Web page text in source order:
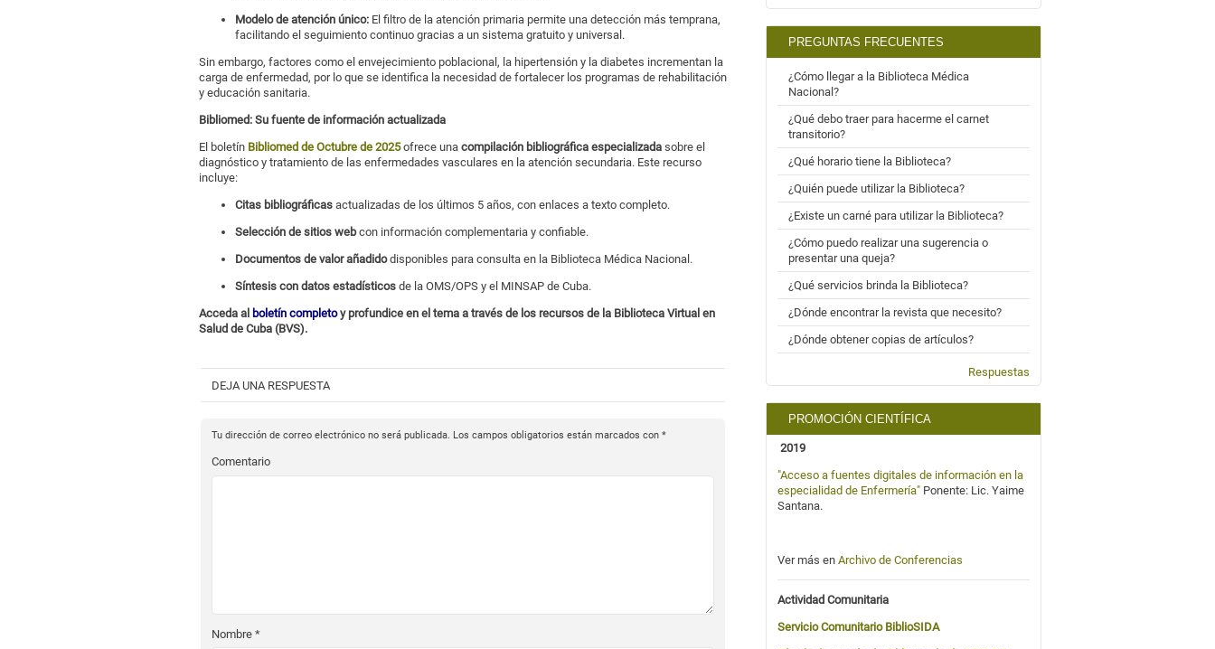
Modelo de atención único: El filtro de la atención primaria permite una detección más temprana,
facilitando el seguimiento continuo gracias a un sistema gratuito y universal.
Sin embargo, factores como el envejecimiento poblacional, la hipertensión y la diabetes incrementan la
carga de enfermedad, por lo que se identifica la necesidad de fortalecer los programas de rehabilitación
y educación sanitaria.
Bibliomed: Su fuente de información actualizada
El boletín Bibliomed de Octubre de 2025ofrece una compilación bibliográfica especializada sobre el
diagnóstico y tratamiento de las enfermedades vasculares en la atención secundaria. Este recurso
incluye:
Citas bibliográficas actualizadas de los últimos 5 años, con enlaces a texto completo.
Selección de sitios webcon información complementaria y confiable.
Documentos de valor añadidodisponibles para consulta en la Biblioteca Médica Nacional.
Síntesis con datos estadísticos de la OMS/OPS y el MINSAP de Cuba.
Acceda al boletín completoy profundice en el tema a través de los recursos de la Biblioteca Virtual en
Salud de Cuba (BVS).
DEJA UNA RESPUESTA
Tu dirección de correo electrónico no será publicada. Los campos obligatorios están marcados con *
Comentario
Nombre *
PREGUNTAS FRECUENTES
¿Cómo llegar a la Biblioteca Médica
Nacional?
¿Qué debo traer para hacerme el carnet
transitorio?
¿Qué horario tiene la Biblioteca?
¿Quién puede utilizar la Biblioteca?
¿Existe un carné para utilizar la Biblioteca?
¿Cómo puedo realizar una sugerencia o
presentar una queja?
¿Qué servicios brinda la Biblioteca?
¿Dónde encontrar la revista que necesito?
¿Dónde obtener copias de artículos?
Respuestas
PROMOCIÓN CIENTÍFICA
2019
"Acceso a fuentes digitales de información en la
especialidad de Enfermería"Ponente: Lic. Yaime
Santana.
Ver más en Archivo de Conferencias
Actividad Comunitaria
Servicio Comunitario BiblioSIDA